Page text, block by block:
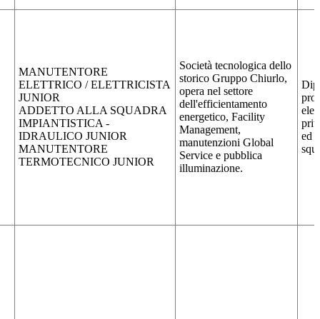
MANUTENTORE
ELETTRICO / ELETTRICISTA
JUNIOR
ADDETTO ALLA SQUADRA
IMPIANTISTICA -
IDRAULICO JUNIOR
MANUTENTORE
TERMOTECNICO JUNIOR
Società tecnologica dello
storico Gruppo Chiurlo,
opera nel settore
dell'efficientamento
energetico, Facility
Management,
manutenzioni Global
Service e pubblica
illuminazione.
ed